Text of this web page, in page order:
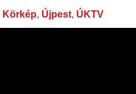
Körkép, Újpest, ÚKTV